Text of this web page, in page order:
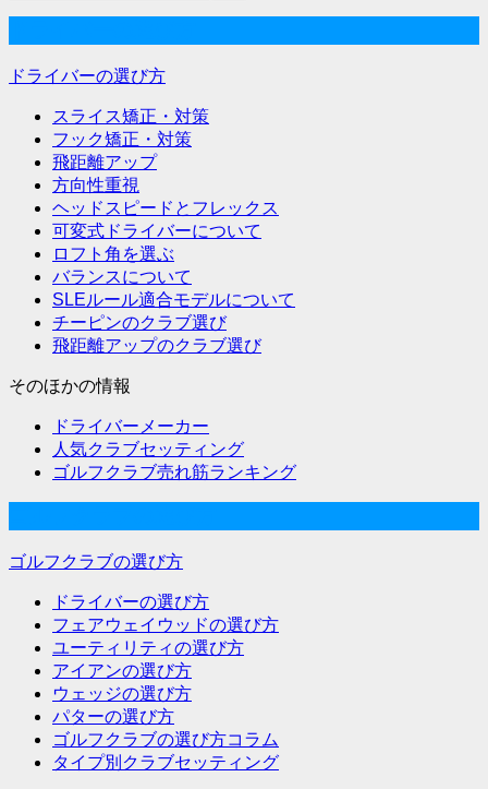
ー
ョ
ドライバーの選び方
スライス矯正・対策
フック矯正・対策
飛距離アップ
方向性重視
ヘッドスピードとフレックス
可変式ドライバーについて
ロフト角を選ぶ
バランスについて
SLEルール適合モデルについて
チーピンのクラブ選び
飛距離アップのクラブ選び
そのほかの情報
ドライバーメーカー
人気クラブセッティング
ゴルフクラブ売れ筋ランキング
ゴルフクラブの選び方
ドライバーの選び方
フェアウェイウッドの選び方
ユーティリティの選び方
アイアンの選び方
ウェッジの選び方
パターの選び方
ゴルフクラブの選び方コラム
タイプ別クラブセッティング